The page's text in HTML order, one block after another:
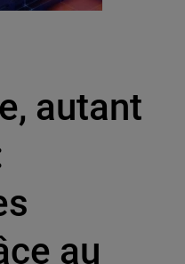
autant
au